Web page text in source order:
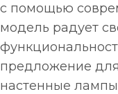
с помощью
модель радует
предложение
настенные